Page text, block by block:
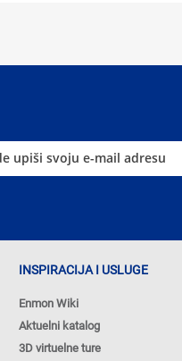
INSPIRACIJA I USLUGE
Enmon Wiki
Aktuelni katalog
3D virtuelne ture